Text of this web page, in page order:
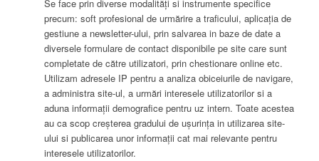
Se face prin diverse modalități si instrumente specifice
precum: soft profesional de urmărire a traficului, aplicația de
gestiune a newsletter-ului, prin salvarea in baze de date a
diversele formulare de contact disponibile pe site care sunt
completate de către utilizatori, prin chestionare online etc.
Utilizam adresele IP pentru a analiza obiceiurile de navigare,
a administra site-ul, a urmări interesele utilizatorilor si a
aduna informații demografice pentru uz intern. Toate acestea
au ca scop creșterea gradului de ușurința in utilizarea site-
ului si publicarea unor informații cat mai relevante pentru
interesele utilizatorilor.